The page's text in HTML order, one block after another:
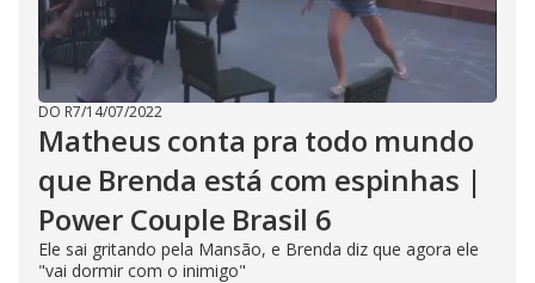
DO R7/14/07/2022
Matheus conta pra todo mundo
que Brenda está com espinhas |
Power Couple Brasil 6
Ele sai gritando pela Mansão, e Brenda diz que agora ele
"vai dormir com o inimigo"